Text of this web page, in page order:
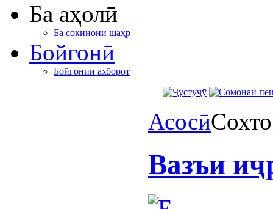
Ба аҳолӣ
Ба сокинони шаҳр
Бойгонӣ
Бойгонии ахборот
Асосӣ
Вазъи